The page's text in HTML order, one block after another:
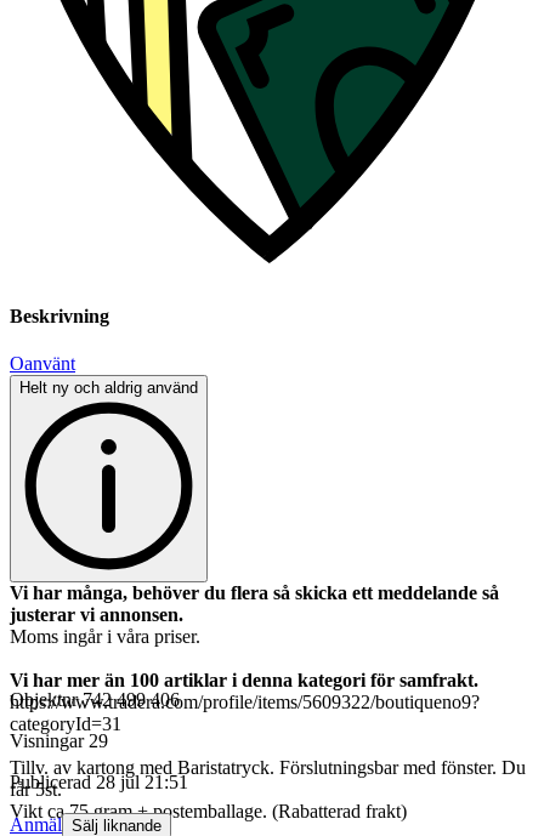
Beskrivning
Oanvänt
Helt ny och aldrig använd
Vi har många, behöver du flera så skicka ett meddelande så
justerar vi annonsen.
Moms ingår i våra priser.
Vi har mer än 100 artiklar i denna kategori för samfrakt.
https://www.tradera.com/profile/items/5609322/boutiqueno9?
categoryId=31
Tillv. av kartong med Baristatryck. Förslutningsbar med fönster. Du
får 5st.
Vikt ca 75 gram + postemballage. (Rabatterad frakt)
Objektnr 742 499 406
Visningar 29
Publicerad 28 jul 21:51
Anmäl Sälj liknande